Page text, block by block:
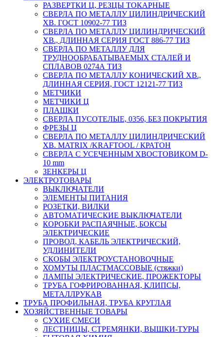
РАЗВЕРТКИ Ц, РЕЗЦЫ ТОКАРНЫЕ
СВЕРЛА ПО МЕТАЛЛУ ЦИЛИНДРИЧЕСКИЙ
ХВ. ГОСТ 10902-77 ТИЗ
СВЕРЛА ПО МЕТАЛЛУ ЦИЛИНДРИЧЕСКИЙ
ХВ., ДЛИННАЯ СЕРИЯ ГОСТ 886-77 ТИЗ
СВЕРЛА ПО МЕТАЛЛУ ДЛЯ
ТРУДНООБРАБАТЫВАЕМЫХ СТАЛЕЙ И
СПЛАВОВ 0274А ТИЗ
СВЕРЛА ПО МЕТАЛЛУ КОНИЧЕСКИЙ ХВ.,
ДЛИННАЯ СЕРИЯ, ГОСТ 12121-77 ТИЗ
МЕТЧИКИ
МЕТЧИКИ Ц
ПЛАШКИ
СВЕРЛА ПУСОТЕЛЫЕ, 0356, БЕЗ ПОКРЫТИЯ
ФРЕЗЫ Ц
СВЕРЛА ПО МЕТАЛЛУ ЦИЛИНДРИЧЕСКИЙ
ХВ. MATRIX /KRAFTOOL / КРАТОН
СВЕРЛА С УСЕЧЕННЫМ ХВОСТОВИКОМ D-
10 mm
ЗЕНКЕРЫ Ц
ЭЛЕКТРОТОВАРЫ
ВЫКЛЮЧАТЕЛИ
ЭЛЕМЕНТЫ ПИТАНИЯ
РОЗЕТКИ, ВИЛКИ
АВТОМАТИЧЕСКИЕ ВЫКЛЮЧАТЕЛИ
КОРОБКИ РАСПАЯЧНЫЕ, БОКСЫ
ЭЛЕКТРИЧЕСКИЕ
ПРОВОД, КАБЕЛЬ ЭЛЕКТРИЧЕСКИЙ,
УДЛИНИТЕЛИ
СКОБЫ ЭЛЕКТРОУСТАНОВОЧНЫЕ
ХОМУТЫ ПЛАСТМАССОВЫЕ (стяжки)
ЛАМПЫ ЭЛЕКТРИЧЕСКИЕ, ПРОЖЕКТОРЫ
ТРУБА ГОФРИРОВАННАЯ, КЛИПСЫ,
МЕТАЛЛРУКАВ
ТРУБА ПРОФИЛЬНАЯ, ТРУБА КРУГЛАЯ
ХОЗЯЙСТВЕННЫЕ ТОВАРЫ
СУХИЕ СМЕСИ
ЛЕСТНИЦЫ, СТРЕМЯНКИ, ВЫШКИ-ТУРЫ